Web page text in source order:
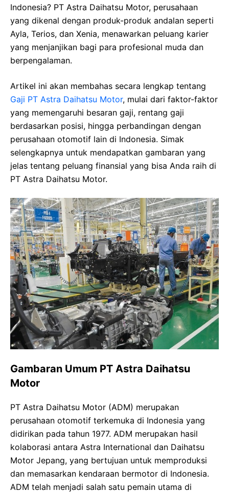
Indonesia? PT Astra Daihatsu Motor, perusahaan
yang dikenal dengan produk-produk andalan seperti
Ayla, Terios, dan Xenia, menawarkan peluang karier
yang menjanjikan bagi para profesional muda dan
berpengalaman.
Artikel ini akan membahas secara lengkap tentang
Gaji PT Astra Daihatsu Motor, mulai dari faktor-faktor
yang memengaruhi besaran gaji, rentang gaji
berdasarkan posisi, hingga perbandingan dengan
perusahaan otomotif lain di Indonesia. Simak
selengkapnya untuk mendapatkan gambaran yang
jelas tentang peluang finansial yang bisa Anda raih di
PT Astra Daihatsu Motor.
Gambaran Umum PT Astra Daihatsu
Motor
PT Astra Daihatsu Motor (ADM) merupakan
perusahaan otomotif terkemuka di Indonesia yang
didirikan pada tahun 1977. ADM merupakan hasil
kolaborasi antara Astra International dan Daihatsu
Motor Jepang, yang bertujuan untuk memproduksi
dan memasarkan kendaraan bermotor di Indonesia.
ADM telah menjadi salah satu pemain utama di